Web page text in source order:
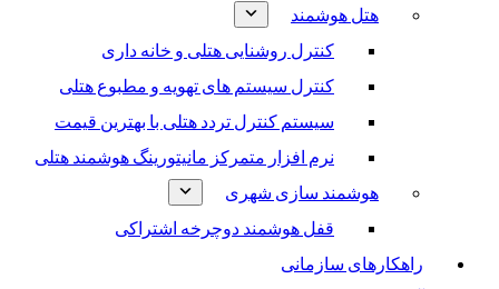
هتل هوشمند
کنترل روشنایی هتلی و خانه داری
کنترل سیستم های تهویه و مطبوع هتلی
سیستم کنترل تردد هتلی با بهترین قیمت
نرم افزار متمرکز مانیتورینگ هوشمند هتلی
هوشمند سازی شهری
قفل هوشمند دوچرخه اشتراکی
راهکارهای سازمانی